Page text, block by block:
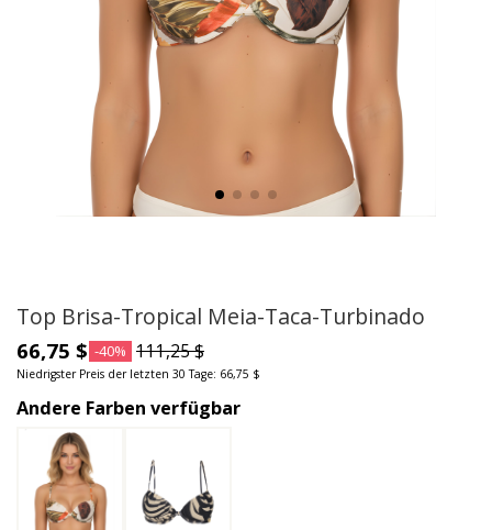
Top Brisa-Tropical Meia-Taca-Turbinado
66,75 $ -40% 111,25 $
Niedrigster Preis der letzten 30 Tage: 66,75 $
Andere Farben verfügbar